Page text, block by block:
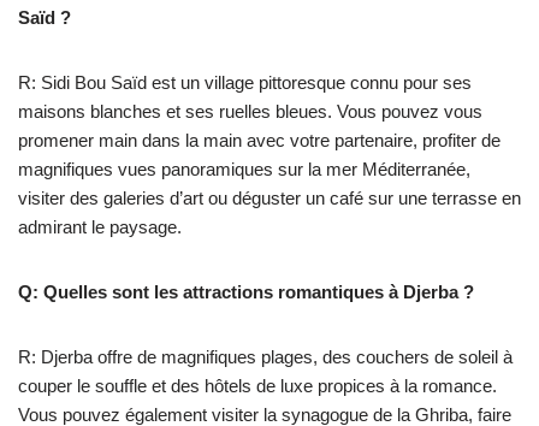
Saïd ?
R: Sidi Bou Saïd est un village pittoresque connu pour ses
maisons blanches et ses ruelles bleues. Vous pouvez vous
promener main dans la main avec votre partenaire, profiter de
magnifiques vues panoramiques sur la mer Méditerranée,
visiter des galeries d’art ou déguster un café sur une terrasse en
admirant le paysage.
Q: Quelles sont les attractions romantiques à Djerba ?
R: Djerba offre de magnifiques plages, des couchers de soleil à
couper le souffle et des hôtels de luxe propices à la romance.
Vous pouvez également visiter la synagogue de la Ghriba, faire